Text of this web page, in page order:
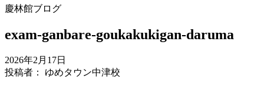
慶林館ブログ
exam-ganbare-goukakukigan-daruma
2026年2月17日
投稿者： ゆめタウン中津校